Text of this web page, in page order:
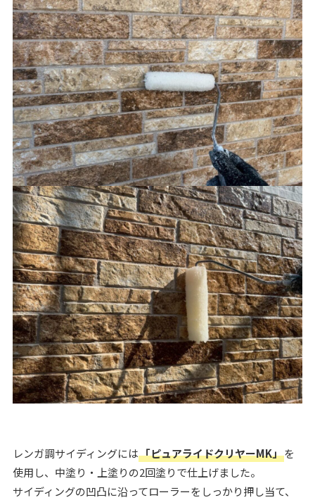
レンガ調サイディングには「ピュアライドクリヤーMK」を
使用し、中塗り・上塗りの2回塗りで仕上げました。
サイディングの凹凸に沿ってローラーをしっかり押し当て、